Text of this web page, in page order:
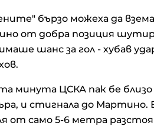
бързо можеха да
от добра позиция
шанс за гол - хубав
минута ЦСКА пак бе близо
и стигнала до Мартино.
от само 5-6 метра